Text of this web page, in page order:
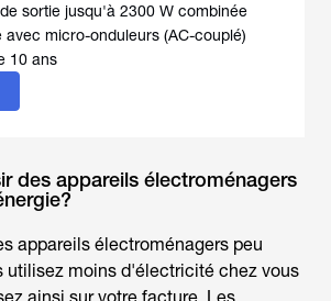
sortie jusqu'à 2300 W combinée
avec micro-onduleurs (AC-couplé)
10 ans
des appareils électroménagers
appareils électroménagers peu
utilisez moins d'électricité chez vous
ainsi sur votre facture. Les